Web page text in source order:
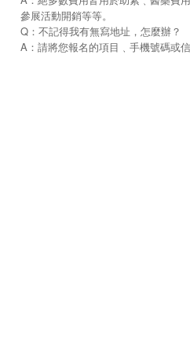
參展活動開銷等等。
Q：不記得我有無寫地址，怎麼辦？
A：請將您報名的項目﹑手機號碼或